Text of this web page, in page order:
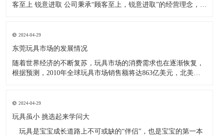
客至上 锐意进取 公司秉承“顾客至上，锐意进取”的经营理念，坚
2024-04-29
东莞玩具市场的发展情况
随着世界经济的不断复苏，玩具市场的消费需求也在逐渐恢复，
根据预测，2010年全球玩具市场销售额将达863亿美元，北美和
均为中国产品，全球市场上(中国大陆除外)超过2/
2024-04-29
玩具虽小 挑选起来学问大
玩具是宝宝成长道路上不可或缺的“伴侣”，也是宝宝的第一本